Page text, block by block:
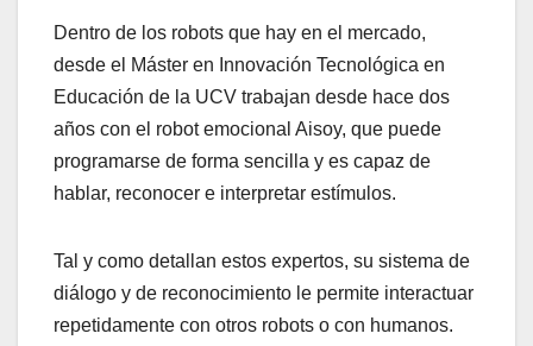
Dentro de los robots que hay en el mercado,
desde el Máster en Innovación Tecnológica en
Educación de la UCV trabajan desde hace dos
años con el robot emocional Aisoy, que puede
programarse de forma sencilla y es capaz de
hablar, reconocer e interpretar estímulos.
Tal y como detallan estos expertos, su sistema de
diálogo y de reconocimiento le permite interactuar
repetidamente con otros robots o con humanos.